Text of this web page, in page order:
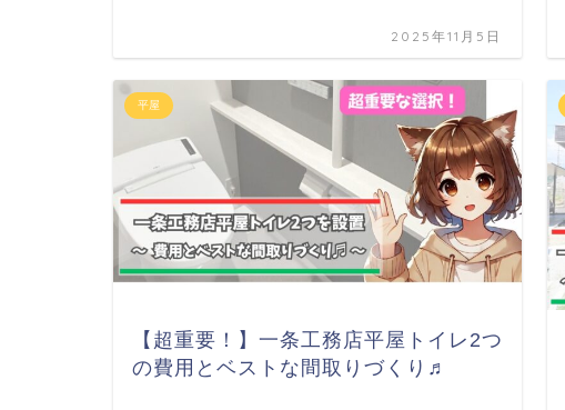
2025年11月5日
平屋
【超重要！】一条工務店平屋トイレ2つ
の費用とベストな間取りづくり♬